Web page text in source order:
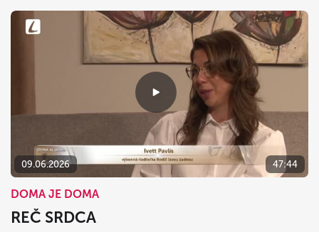
09.06.2026 47:44
DOMA JE DOMA
REČ SRDCA